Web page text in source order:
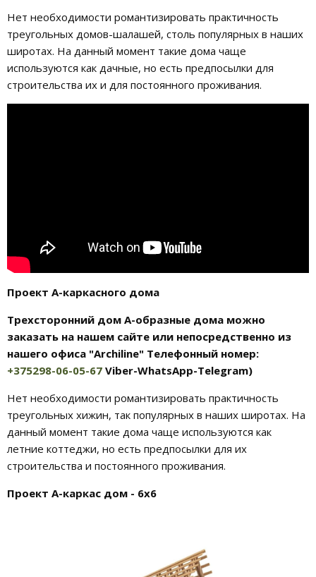
Нет необходимости романтизировать практичность
треугольных домов-шалашей, столь популярных в наших
широтах. На данный момент такие дома чаще
используются как дачные, но есть предпосылки для
строительства их и для постоянного проживания.
Проект А-каркасного дома
Трехсторонний дом А-образные дома можно
заказать на нашем сайте или непосредственно из
нашего офиса "Archiline" Телефонный номер:
+375298-06-05-67 Viber-WhatsApp-Telegram)
Нет необходимости романтизировать практичность
треугольных хижин, так популярных в наших широтах. На
данный момент такие дома чаще используются как
летние коттеджи, но есть предпосылки для их
строительства и постоянного проживания.
Проект А-каркас дом - 6x6